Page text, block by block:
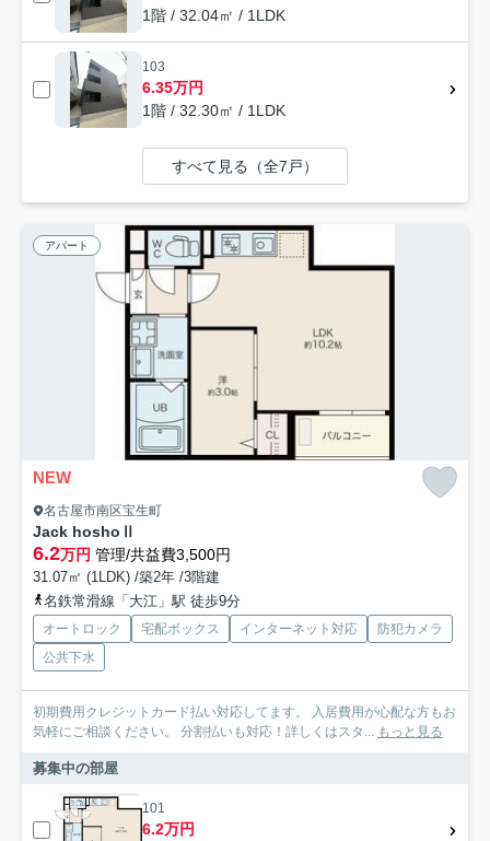
1階 / 32.04㎡ / 1LDK
103
6.35万円
1階 / 32.30㎡ / 1LDK
すべて見る（全7戸）
アパート
NEW
名古屋市南区宝生町
Jack hoshoⅡ
6.2万円 管理/共益費3,500円
31.07㎡ (1LDK) /築2年 /3階建
名鉄常滑線「大江」駅 徒歩9分
オートロック 宅配ボックス インターネット対応
防犯カメラ
公共下水
初期費用クレジットカード払い対応してます。 入居費用が心配な方もお
気軽にご相談ください。 分割払いも対応！詳しくはスタ...
もっと見る
募集中の部屋
101
6.2万円